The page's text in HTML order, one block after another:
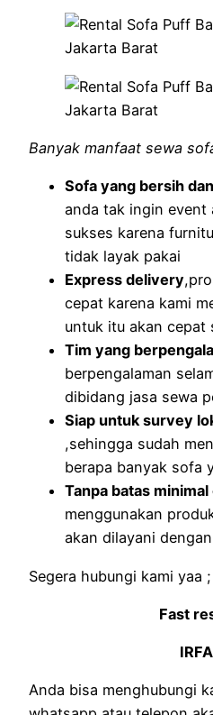
Banyak manfaat sewa
Sofa yang bersih
anda tak ingin event
sukses karena
tidak layak pakai
Express delivery
cepat karena kami
untuk itu akan cepat
Tim yang
berpengalaman
dibidang jasa sewa
Siap untuk survey
,sehingga sudah
berapa banyak sofa
Tanpa batas
menggunakan
akan dilayani
Segera hubungi kami yaa ;
Fast
Anda bisa menghubungi